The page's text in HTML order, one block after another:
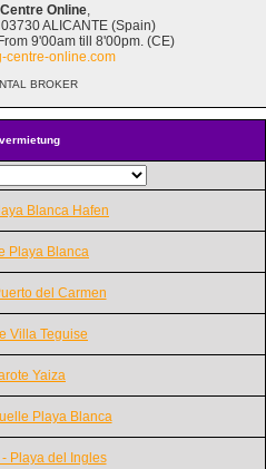
Blanca Hafen
Playa Blanca
del Carmen
Villa Teguise
Yaiza
Playa Blanca
Playa del Ingles
Online,
ALICANTE (Spain)
9'00am till 8'00pm. (CE)
centre-online.com
BROKER